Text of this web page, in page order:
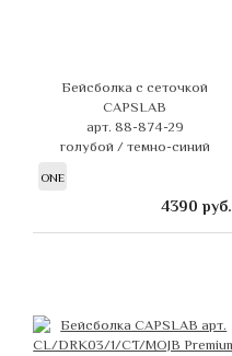
Бейсболка с сеточкой
CAPSLAB
арт. 88-874-29
голубой / темно-синий
ONE
4390 руб.